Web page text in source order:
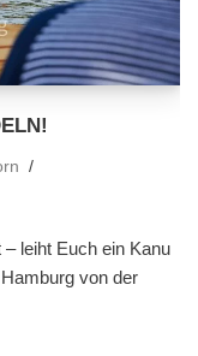
leiht Euch ein Kanu
von der